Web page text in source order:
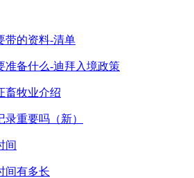
带的资料-清单
准备什么-迪拜入境政策
畜牧业介绍
重要吗（新）
间
间有多长